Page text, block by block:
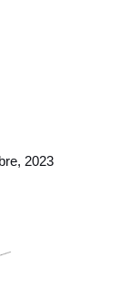
2023